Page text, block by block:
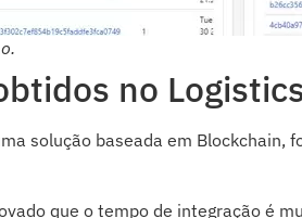
no
solução baseada em
que o tempo de integração é